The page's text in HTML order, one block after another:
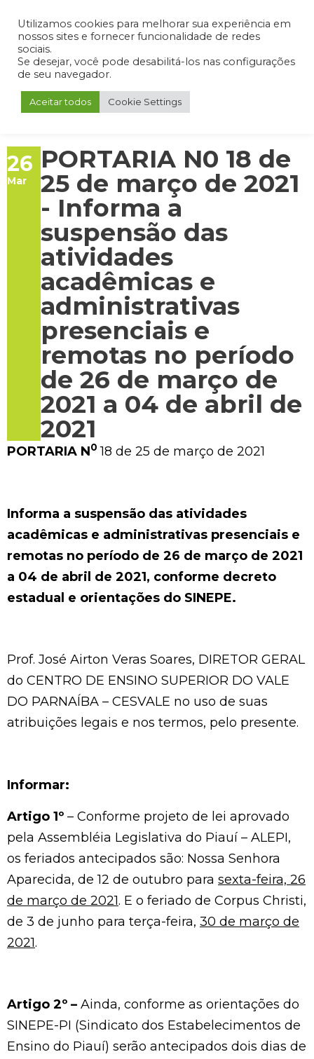
Admin Portal do Aluno Portal do Professor Portal do Coordenador
26
Mar
PORTARIA N0 18 de
25 de março de 2021
- Informa a
suspensão das
atividades
acadêmicas e
administrativas
presenciais e
remotas no período
de 26 de março de
2021 a 04 de abril de
2021
PORTARIA N018 de 25 de março de 2021
Informa a suspensão das atividades
acadêmicas e administrativas presenciais e
remotas no período de 26 de março de 2021
a 04 de abril de 2021, conforme decreto
estadual e orientações do SINEPE.
Prof. José Airton Veras Soares, DIRETOR GERAL
do CENTRO DE ENSINO SUPERIOR DO VALE
DO PARNAÍBA – CESVALE no uso de suas
atribuições legais e nos termos, pelo presente.
Informar:
Artigo 1º – Conforme projeto de lei aprovado
pela Assembléia Legislativa do Piauí – ALEPI,
os feriados antecipados são: Nossa Senhora
Aparecida, de 12 de outubro para sexta-feira, 26
de março de 2021. E o feriado de Corpus Christi,
de 3 de junho para terça-feira, 30 de março de
2021.
Artigo 2º – Ainda, conforme as orientações do
SINEPE-PI (Sindicato dos Estabelecimentos de
Ensino do Piauí) serão antecipados dois dias de
Utilizamos cookies para melhorar sua experiência em
nossos sites e fornecer funcionalidade de redes
sociais.
Se desejar, você pode desabilitá-los nas configurações
de seu navegador.
Aceitar todos Cookie Settings